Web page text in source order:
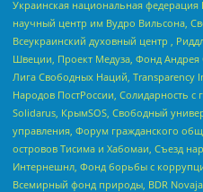
Украинская национальная
научный центр им Вудро Вильсона,
Всеукраинский духовный центр ,
Швеции, Проект Медуза, Фонд Андрея
Лига Свободных Наций,
Народов ПостРоссии, Солидарность
Solidarus, КрымSOS, Свободный
управления, Форум гражданского
островов Тисима и Хабомаи, Съезд
Интернешнл, Фонд борьбы с
Всемирный фонд природы, BDR Novaja